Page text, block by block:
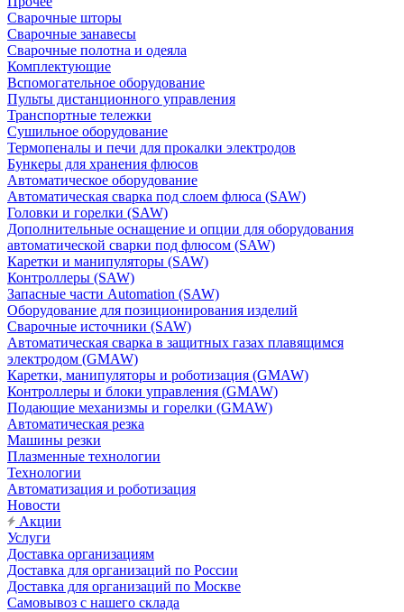
Сварочные шторы
Сварочные занавесы
Сварочные полотна и одеяла
Комплектующие
Вспомогательное оборудование
Пульты дистанционного управления
Транспортные тележки
Сушильное оборудование
Термопеналы и печи для прокалки электродов
Бункеры для хранения флюсов
Автоматическое оборудование
Автоматическая сварка под слоем флюса (SAW)
Головки и горелки (SAW)
Дополнительные оснащение и опции для оборудования
автоматической сварки под флюсом (SAW)
Каретки и манипуляторы (SAW)
Контроллеры (SAW)
Запасные части Automation (SAW)
Оборудование для позиционирования изделий
Сварочные источники (SAW)
Автоматическая сварка в защитных газах плавящимся
электродом (GMAW)
Каретки, манипуляторы и роботизация (GMAW)
Контроллеры и блоки управления (GMAW)
Подающие механизмы и горелки (GMAW)
Автоматическая резка
Машины резки
Плазменные технологии
Технологии
Автоматизация и роботизация
Новости
Акции
Услуги
Доставка организациям
Доставка для организаций по России
Доставка для организаций по Москве
Самовывоз с нашего склада